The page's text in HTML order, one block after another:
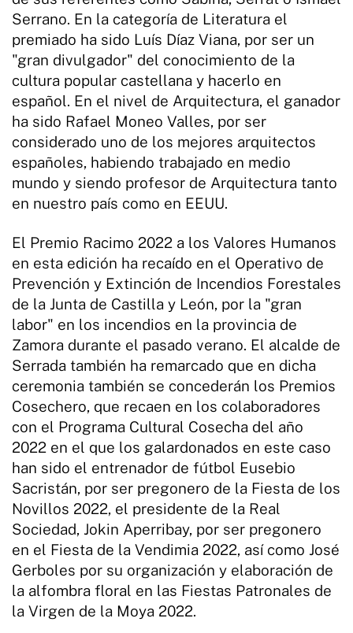
Serrano. En la categoría de Literatura el
premiado ha sido Luís Díaz Viana, por ser un
"gran divulgador" del conocimiento de la
cultura popular castellana y hacerlo en
español. En el nivel de Arquitectura, el ganador
ha sido Rafael Moneo Valles, por ser
considerado uno de los mejores arquitectos
españoles, habiendo trabajado en medio
mundo y siendo profesor de Arquitectura tanto
en nuestro país como en EEUU.
El Premio Racimo 2022 a los Valores Humanos
en esta edición ha recaído en el Operativo de
Prevención y Extinción de Incendios Forestales
de la Junta de Castilla y León, por la "gran
labor" en los incendios en la provincia de
Zamora durante el pasado verano. El alcalde de
Serrada también ha remarcado que en dicha
ceremonia también se concederán los Premios
Cosechero, que recaen en los colaboradores
con el Programa Cultural Cosecha del año
2022 en el que los galardonados en este caso
han sido el entrenador de fútbol Eusebio
Sacristán, por ser pregonero de la Fiesta de los
Novillos 2022, el presidente de la Real
Sociedad, Jokin Aperribay, por ser pregonero
en el Fiesta de la Vendimia 2022, así como José
Gerboles por su organización y elaboración de
la alfombra floral en las Fiestas Patronales de
la Virgen de la Moya 2022.